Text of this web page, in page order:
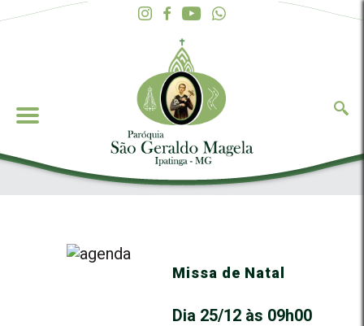
Missa de Natal
Dia 25/12 às 09h00